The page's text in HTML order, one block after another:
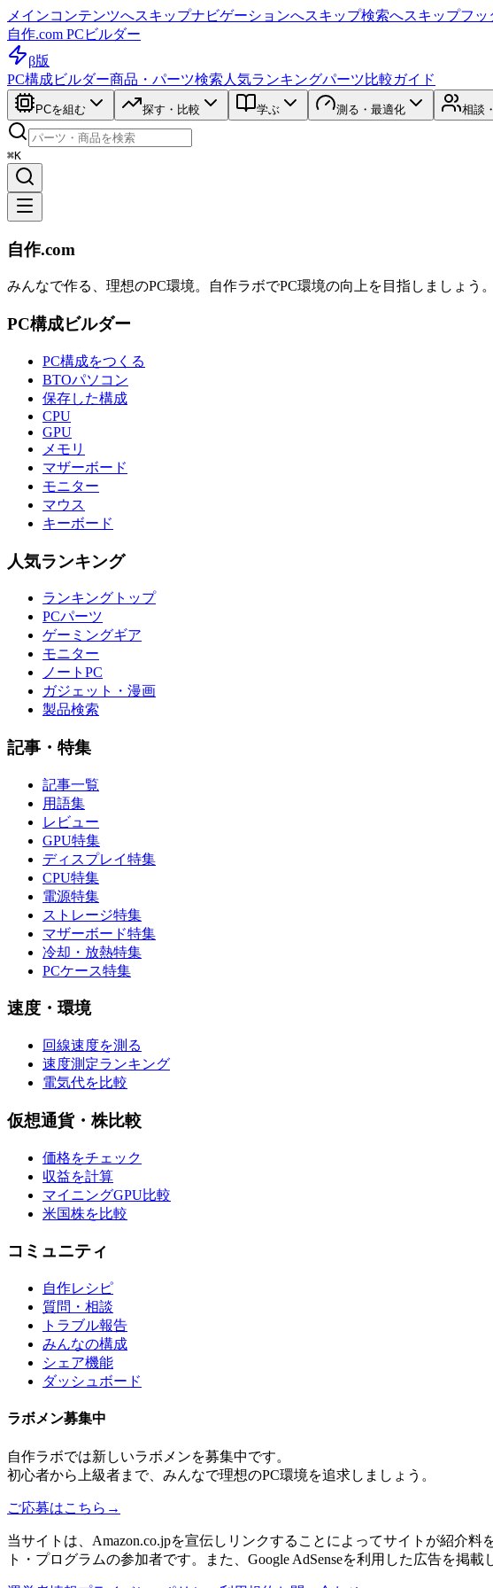
メインコンテンツへスキップナビゲーションへスキップ検索へスキップフッ
自作.com PCビルダー
β版
PC構成ビルダー商品・パーツ検索 人気ランキングパーツ比較ガイド
PCを組む 探す・比較 学ぶ 測る・最適化 相談
⌘K
自作.com
みんなで作る、理想のPC環境。 自作ラボでPC環境の向上を目指しましょう。
PC構成ビルダー
PC構成をつくる
BTOパソコン
保存した構成
CPU
GPU
メモリ
マザーボード
モニター
マウス
キーボード
人気ランキング
ランキングトップ
PCパーツ
ゲーミングギア
モニター
ノートPC
ガジェット・漫画
製品検索
記事・特集
記事一覧
用語集
レビュー
GPU特集
ディスプレイ特集
CPU特集
電源特集
ストレージ特集
マザーボード特集
冷却・放熱特集
PCケース特集
速度・環境
回線速度を測る
速度測定ランキング
電気代を比較
仮想通貨・株比較
価格をチェック
収益を計算
マイニングGPU比較
米国株を比較
コミュニティ
自作レシピ
質問・相談
トラブル報告
みんなの構成
シェア機能
ダッシュボード
ラボメン募集中
自作ラボでは新しいラボメンを募集中です。
初心者から上級者まで、みんなで理想のPC環境を追求しましょう。
ご応募はこちら →
当サイトは、Amazon.co.jpを宣伝しリンクすることによってサイトが紹介
ト・プログラムの参加者です。また、Google AdSenseを利用した広告を掲載